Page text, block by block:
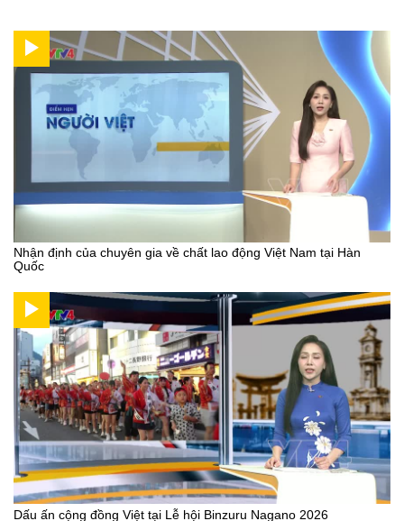
Nhận định của chuyên gia về chất lao động Việt Nam tại Hàn
Quốc
Dấu ấn cộng đồng Việt tại Lễ hội Binzuru Nagano 2026